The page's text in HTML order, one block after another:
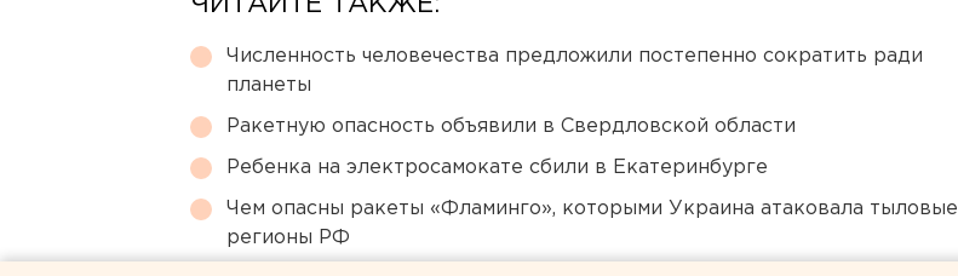
ЧИТАЙТЕ ТАКЖЕ:
Численность человечества предложили постепенно сократить ради
планеты
Ракетную опасность объявили в Свердловской области
Ребенка на электросамокате сбили в Екатеринбурге
Чем опасны ракеты «Фламинго», которыми Украина атаковала тыловые
регионы РФ